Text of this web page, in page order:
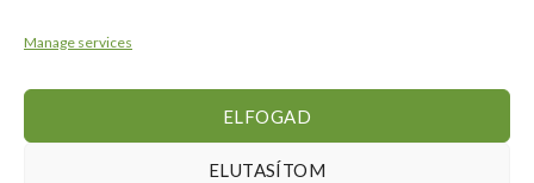
Manage services
ELFOGAD
ELUTASÍTOM